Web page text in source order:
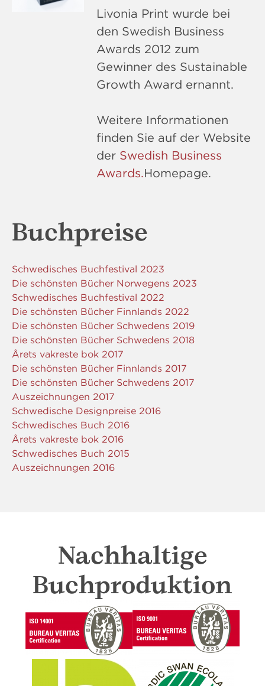
Livonia Print wurde bei
den Swedish Business
Awards 2012 zum
Gewinner des Sustainable
Growth Award ernannt.
Weitere Informationen
finden Sie auf der Website
der Swedish Business
Awards.Homepage.
Buchpreise
Schwedisches Buchfestival 2023
Die schönsten Bücher Norwegens 2023
Schwedisches Buchfestival 2022
Die schönsten Bücher Finnlands 2022
Die schönsten Bücher Schwedens 2019
Die schönsten Bücher Schwedens 2018
Årets vakreste bok 2017
Die schönsten Bücher Finnlands 2017
Die schönsten Bücher Schwedens 2017
Auszeichnungen 2017
Schwedische Designpreise 2016
Schwedisches Buch 2016
Årets vakreste bok 2016
Schwedisches Buch 2015
Auszeichnungen 2016
Nachhaltige
Buchproduktion